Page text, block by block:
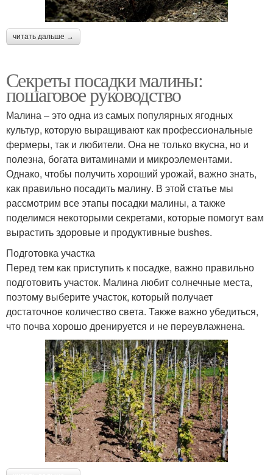
читать дальше →
Секреты посадки малины:
пошаговое руководство
Малина – это одна из самых популярных ягодных
культур, которую выращивают как профессиональные
фермеры, так и любители. Она не только вкусна, но и
полезна, богата витаминами и микроэлементами.
Однако, чтобы получить хороший урожай, важно знать,
как правильно посадить малину. В этой статье мы
рассмотрим все этапы посадки малины, а также
поделимся некоторыми секретами, которые помогут вам
вырастить здоровые и продуктивные bushes.
Подготовка участка
Перед тем как приступить к посадке, важно правильно
подготовить участок. Малина любит солнечные места,
поэтому выберите участок, который получает
достаточное количество света. Также важно убедиться,
что почва хорошо дренируется и не переувлажнена.